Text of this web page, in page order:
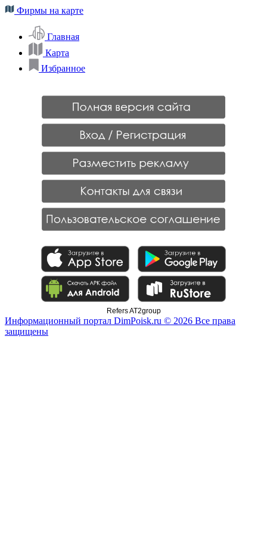
Фирмы на карте
Главная
Карта
Избранное
Refers AT2group
Информационный портал DimPoisk.ru © 2026 Все права
защищены